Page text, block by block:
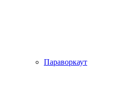
Параворкаут